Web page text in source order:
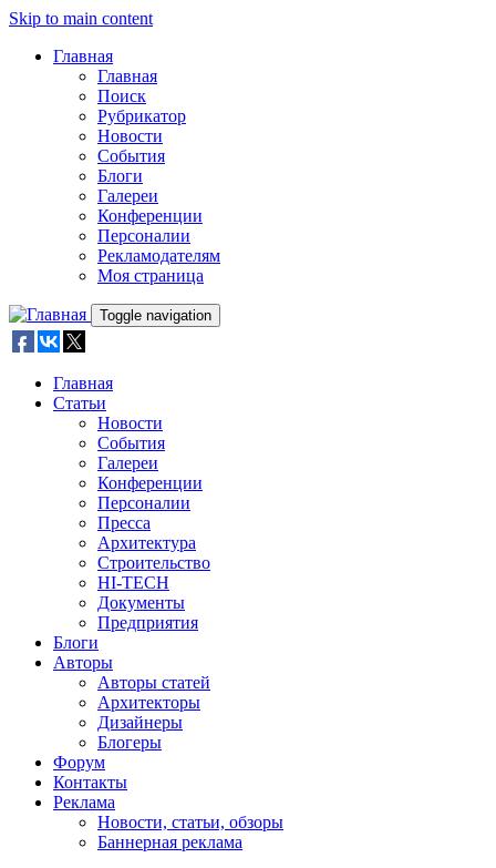
Skip to main content
Главная
Главная
Поиск
Рубрикатор
Новости
События
Блоги
Галереи
Конференции
Персоналии
Рекламодателям
Моя страница
Toggle navigation
Главная
Статьи
Новости
События
Галереи
Конференции
Персоналии
Пресса
Архитектура
Строительство
HI-TECH
Документы
Предприятия
Блоги
Авторы
Авторы статей
Архитекторы
Дизайнеры
Блогеры
Форум
Контакты
Реклама
Новости, статьи, обзоры
Баннерная реклама